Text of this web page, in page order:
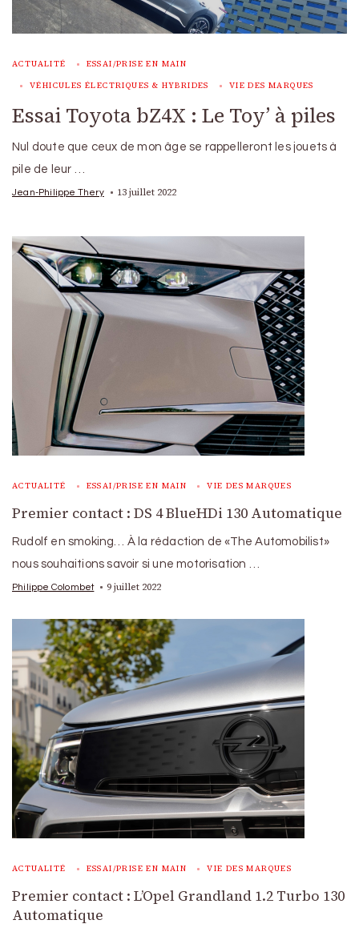
ACTUALITÉ ESSAI/PRISE EN MAIN
VÉHICULES ÉLECTRIQUES & HYBRIDES VIE DES MARQUES
Essai Toyota bZ4X : Le Toy’ à piles
Nul doute que ceux de mon âge se rappelleront les jouets à
pile de leur …
Jean-Philippe Thery 13 juillet 2022
ACTUALITÉ ESSAI/PRISE EN MAIN VIE DES MARQUES
Premier contact : DS 4 BlueHDi 130 Automatique
Rudolf en smoking… À la rédaction de «The Automobilist»
nous souhaitions savoir si une motorisation …
Philippe Colombet 9 juillet 2022
ACTUALITÉ ESSAI/PRISE EN MAIN VIE DES MARQUES
Premier contact : L’Opel Grandland 1.2 Turbo 130
Automatique